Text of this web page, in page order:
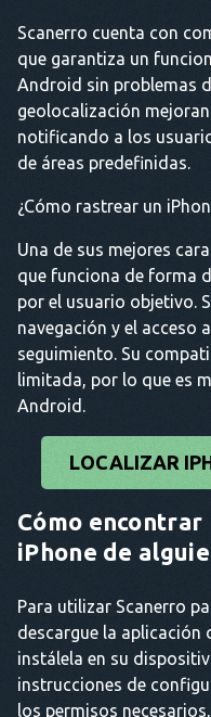
Scanerro cuenta con
que garantiza un
Android sin problemas
geolocalización
notificando a los
de áreas predefinidas.
¿Cómo rastrear un
Una de sus mejores
que funciona de forma
por el usuario objetivo.
navegación y el acceso
seguimiento. Su
limitada, por lo que es
Android.
LOCALIZAR
Cómo
iPhone de
Para utilizar Scanerro
descargue la aplicación
instálela en su
instrucciones de
los permisos